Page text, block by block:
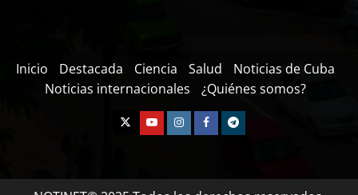
Inicio Destacada Ciencia Salud
Noticias de Cuba
Noticias internacionales
¿Quiénes somos?